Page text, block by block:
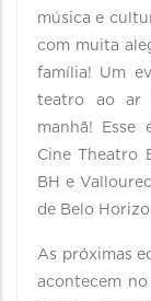
música e
com muita
família! Um
teatro ao ar
manhã! Esse
Cine Theatro
BH e
de Belo
As próximas
acontecem